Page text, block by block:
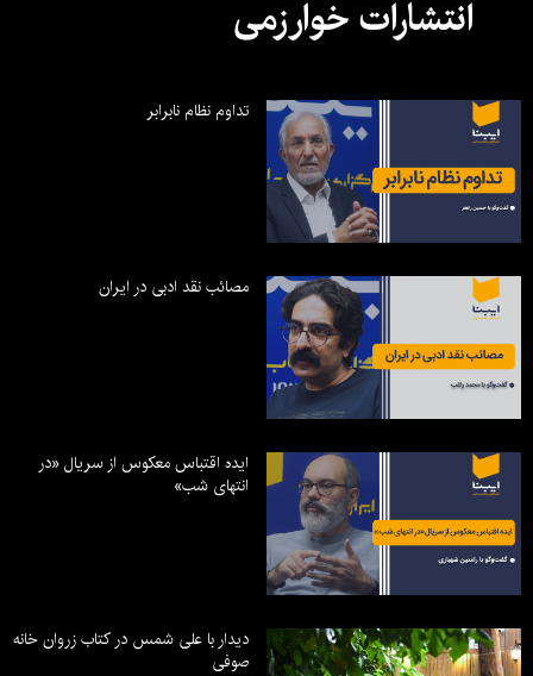
انتشارات خوارزمی
تداوم نظام نابرابر
مصائب نقد ادبی در ایران
ایده اقتباس معکوس از سریال «در
انتهای شب»
دیدار با علی شمس در کتاب زروان خانه
صوفی